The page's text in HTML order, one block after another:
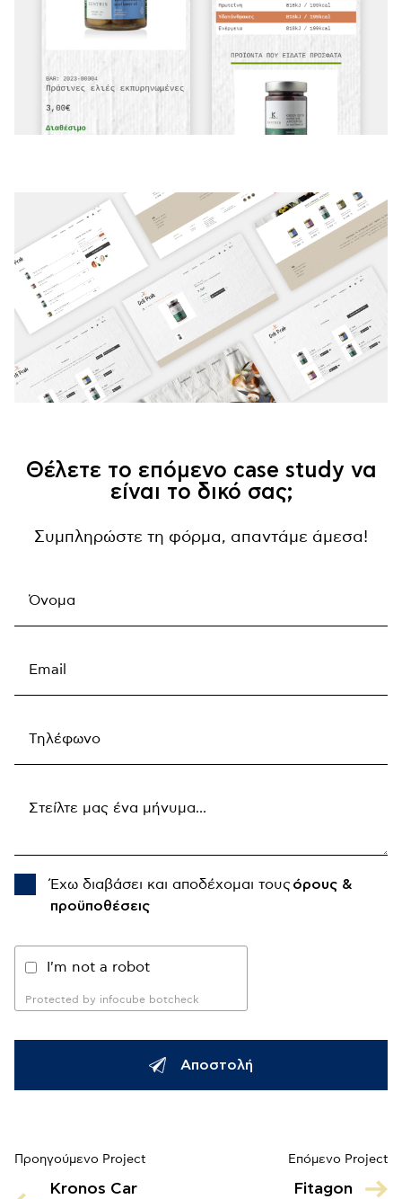
Θέλετε το επόμενο case study να
είναι το δικό σας;
Συμπληρώστε τη φόρμα, απαντάμε άμεσα!
Έχω διαβάσει και αποδέχομαι τουςόρους &
προϋποθέσεις
I'm not a robot
Protected by infocube botcheck
Αποστολή
Προηγούμενο Project
Kronos Car
Επόμενο Project
Fitagon